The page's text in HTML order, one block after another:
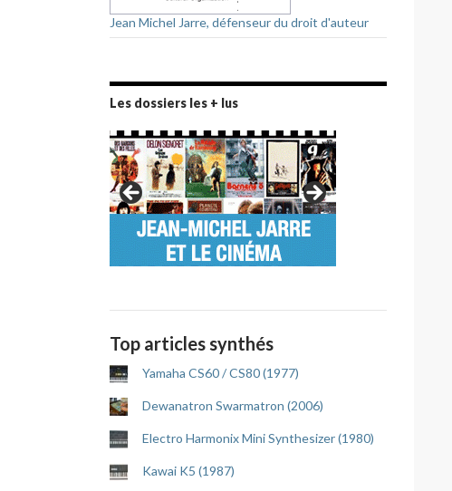
Jean Michel Jarre, défenseur du droit d'auteur
Les dossiers les + lus
Top articles synthés
Yamaha CS60 / CS80 (1977)
Dewanatron Swarmatron (2006)
Electro Harmonix Mini Synthesizer (1980)
Kawai K5 (1987)